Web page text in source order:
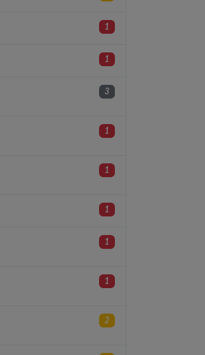
1
1
3
1
1
1
1
1
2